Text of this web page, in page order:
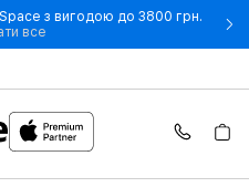
з вигодою до 3800 грн.
все- Оновіть iPhone за Trade-in